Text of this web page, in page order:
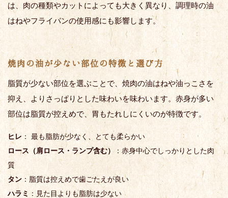
は、肉の種類やカットによっても大きく異なり、調理時の油
はねやフライパンの使用感にも影響します。
焼肉の油が少ない部位の特徴と選び方
脂質が少ない部位を選ぶことで、焼肉の油はねや油っこさを
抑え、よりさっぱりとした味わいを味わいます。赤身が多い
部位は脂質が控えめで、胃もたれしにくいのが特徴です。
ヒレ ： 最も脂肪が少なく、とても柔らかい
ロース（肩ロース・ランプ含む） ：赤身中心でしっかりとした肉
質
タン ：脂質は控えめで歯ごたえが良い
ハラミ ：見た目よりも脂肪は少ない